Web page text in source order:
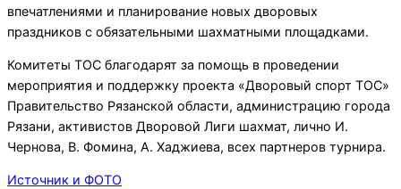
впечатлениями и планирование новых дворовых
праздников с обязательными шахматными площадками.
Комитеты ТОС благодарят за помощь в проведении
мероприятия и поддержку проекта «Дворовый спорт ТОС»
Правительство Рязанской области, администрацию города
Рязани, активистов Дворовой Лиги шахмат, лично И.
Чернова, В. Фомина, А. Хаджиева, всех партнеров турнира.
Источник и ФОТО